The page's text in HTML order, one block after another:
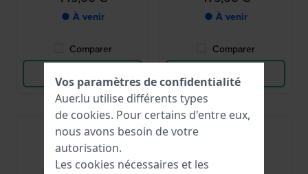
● À venir
Comparer
● À venir
Comparer
Vos paramètres de confidentialité
Auer.lu utilise différents types
de cookies. Pour certains d'entre eux,
nous avons besoin de votre
autorisation.
Les cookies nécessaires et les